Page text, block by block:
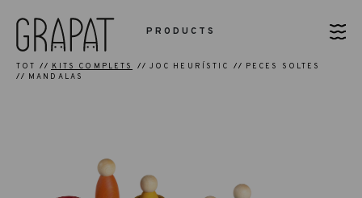
PRODUCTS
TOT KITS COMPLETS JOC HEURÍSTIC
PECES SOLTES
MANDALAS